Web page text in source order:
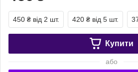
450 ₴ від 2 шт. 420 ₴ від 5 шт.
Купити
або